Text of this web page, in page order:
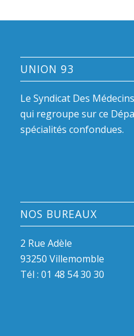
UNION 93
Le Syndicat Des
qui regroupe sur ce
spécialités confondues.
NOS BUREAUX
2 Rue Adèle
93250 Villemomble
Tél : 01 48 54 30 30